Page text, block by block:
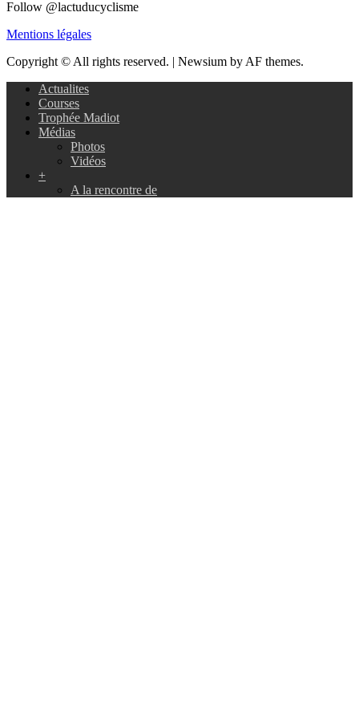
Follow @lactuducyclisme
Mentions légales
Copyright © All rights reserved. | Newsium by AF themes.
Actualites
Courses
Trophée Madiot
Médias
Photos
Vidéos
+
A la rencontre de